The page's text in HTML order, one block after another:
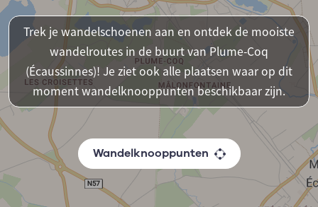
Trek je wandelschoenen aan en ontdek de mooiste
wandelroutes in de buurt van Plume-Coq
(Écaussinnes)! Je ziet ook alle plaatsen waar op dit
moment wandelknooppunten beschikbaar zijn.
Wandelknooppunten